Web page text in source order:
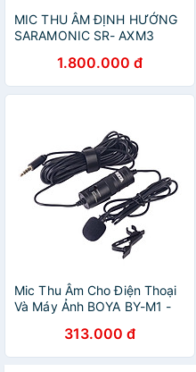
MIC THU ÂM ĐỊNH HƯỚNG
SARAMONIC SR- AXM3
1.800.000 đ
Mic Thu Âm Cho Điện Thoại
Và Máy Ảnh BOYA BY-M1 -
313.000 đ